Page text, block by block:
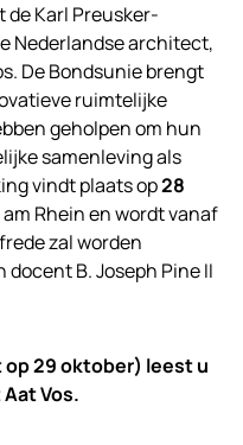
Karl Preusker-
Nederlandse architect,
De Bondsunie brengt
ruimtelijke
geholpen om hun
samenleving als
vindt plaats op28
Rhein en wordt vanaf
zal worden
B. Joseph Pine II
29 oktober) leest u
Vos.